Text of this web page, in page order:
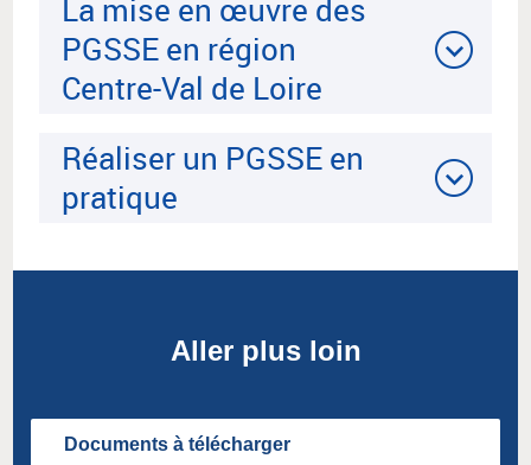
La mise en œuvre des
PGSSE en région
Centre-Val de Loire
Réaliser un PGSSE en
pratique
Aller plus loin
Documents à télécharger